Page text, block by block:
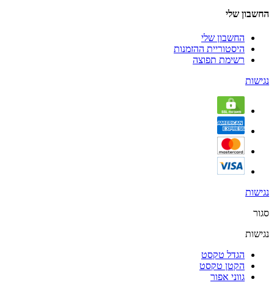
החשבון שלי
החשבון שלי
היסטוריית ההזמנות
רשימת תפוצה
נגישות
נגישות
סגור
נגישות
הגדל טקסט
הקטן טקסט
גווני אפור